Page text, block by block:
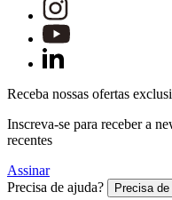
Receba nossas ofertas
Inscreva-se para receber a
recentes
Assinar
Precisa de ajuda?
Precisa de